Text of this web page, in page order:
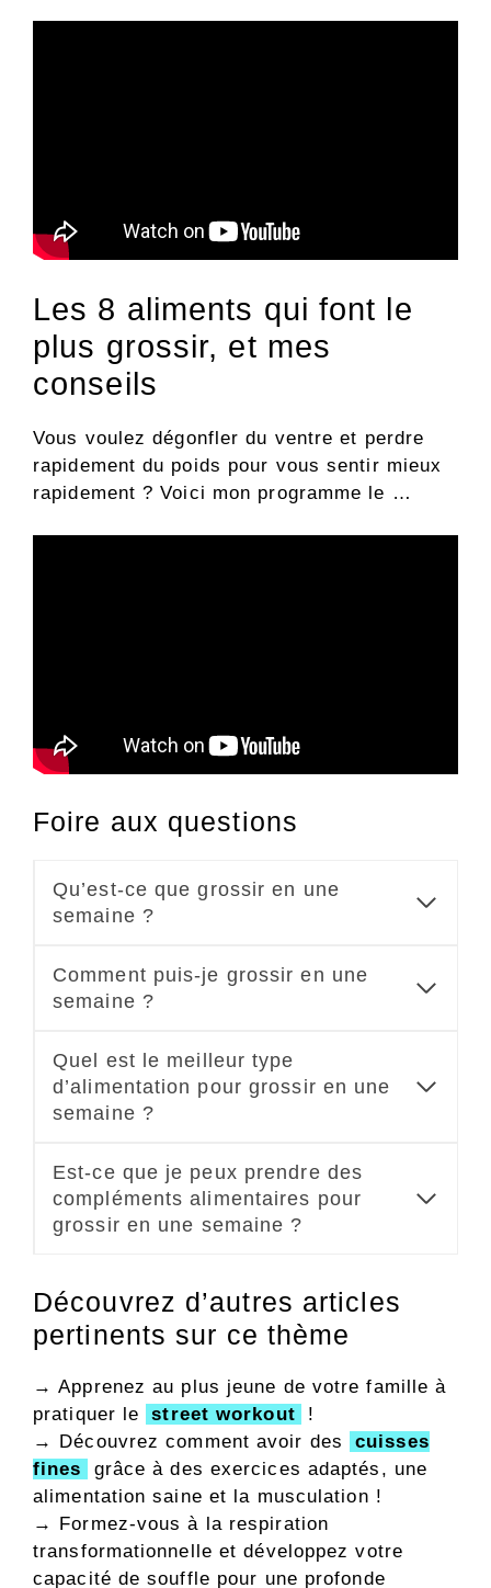
Les 8 aliments qui font le
plus grossir, et mes
conseils
Vous voulez dégonfler du ventre et perdre
rapidement du poids pour vous sentir mieux
rapidement ? Voici mon programme le …
Foire aux questions
Qu’est-ce que grossir en une
semaine ?
Comment puis-je grossir en une
semaine ?
Quel est le meilleur type
d’alimentation pour grossir en une
semaine ?
Est-ce que je peux prendre des
compléments alimentaires pour
grossir en une semaine ?
Découvrez d’autres articles
pertinents sur ce thème
→ Apprenez au plus jeune de votre famille à
pratiquer le
street workout
!
→ Découvrez comment avoir des
cuisses
fines
grâce à des exercices adaptés, une
alimentation saine et la musculation !
→ Formez-vous à la respiration
transformationnelle et développez votre
capacité de souffle pour une profonde